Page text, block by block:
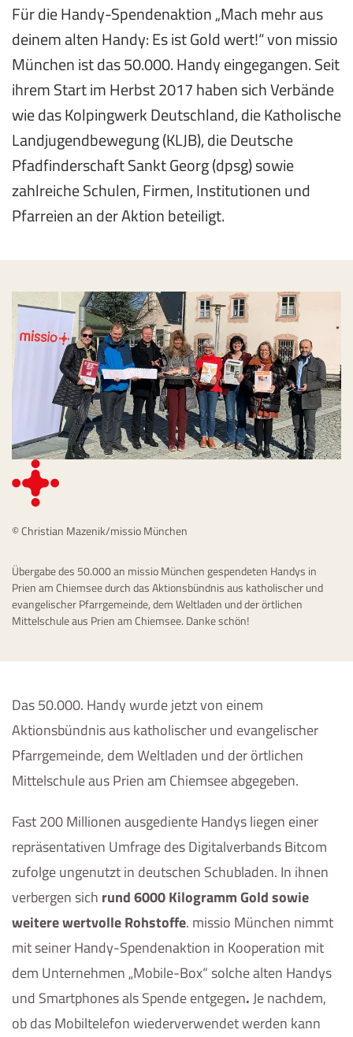
Für die Handy-Spendenaktion „Mach mehr aus
deinem alten Handy: Es ist Gold wert!“ von missio
München ist das 50.000. Handy eingegangen. Seit
ihrem Start im Herbst 2017 haben sich Verbände
wie das Kolpingwerk Deutschland, die Katholische
Landjugendbewegung (KLJB), die Deutsche
Pfadfinderschaft Sankt Georg (dpsg) sowie
zahlreiche Schulen, Firmen, Institutionen und
Pfarreien an der Aktion beteiligt.
© Christian Mazenik/missio München
Übergabe des 50.000 an missio München gespendeten Handys in
Prien am Chiemsee durch das Aktionsbündnis aus katholischer und
evangelischer Pfarrgemeinde, dem Weltladen und der örtlichen
Mittelschule aus Prien am Chiemsee. Danke schön!
Das 50.000. Handy wurde jetzt von einem
Aktionsbündnis aus katholischer und evangelischer
Pfarrgemeinde, dem Weltladen und der örtlichen
Mittelschule aus Prien am Chiemsee abgegeben.
Fast 200 Millionen ausgediente Handys liegen einer
repräsentativen Umfrage des Digitalverbands Bitcom
zufolge ungenutzt in deutschen Schubladen. In ihnen
verbergen sich rund 6000 Kilogramm Gold sowie
weitere wertvolle Rohstoffe. missio München nimmt
mit seiner Handy-Spendenaktion in Kooperation mit
dem Unternehmen „Mobile-Box“ solche alten Handys
und Smartphones als Spende entgegen.Je nachdem,
ob das Mobiltelefon wiederverwendet werden kann